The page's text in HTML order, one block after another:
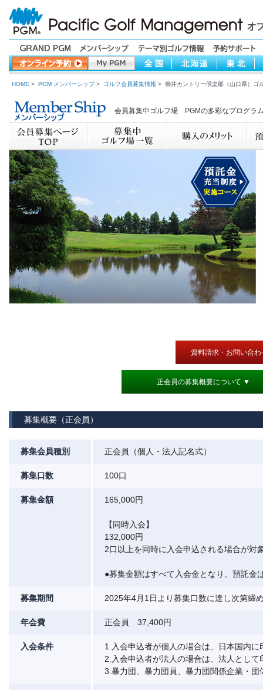
HOME > PGM メンバーシップ> ゴルフ会員募集情報 > 柳井カントリー倶楽部（山口県）ゴ
会員募集中ゴルフ場 PGMの多彩なプログラ
資料請求・お問い合わ
正会員の募集概要について ▼
募集概要（正会員）
募集会員種別 正会員（個人・法人記名式）
募集口数 100口
募集金額 165,000円
【同時入会】
132,000円
2口以上を同時に入会申込される場合が対
●募集金額はすべて入会金となり、預託金
募集期間 2025年4月1日より募集口数に達し次第締
年会費 正会員 37,400円
入会条件
1.入会申込者が個人の場合は、日本国内に
2.入会申込者が法人の場合は、法人として
3.暴力団、暴力団員、暴力団関係企業・